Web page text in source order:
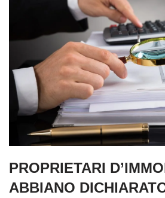
PROPRIETARI
ABBIANO